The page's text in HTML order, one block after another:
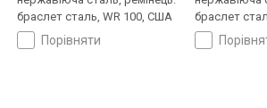
браслет сталь, WR 100, США
порівняти
браслет